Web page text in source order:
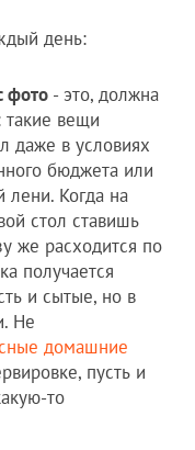
фото - это, должна
такие вещи
даже в условиях
бюджета или
лени. Когда на
стол ставишь
же расходится по
получается
и сытые, но в
Не
домашние
пусть и
то